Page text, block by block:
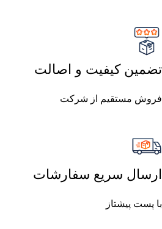
تضمین کیفیت و اصالت
فروش مستقیم از شرکت
ارسال سریع سفارشات
با پست پیشتاز